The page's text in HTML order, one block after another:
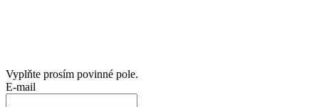
Vyplňte prosím povinné pole.
E-mail